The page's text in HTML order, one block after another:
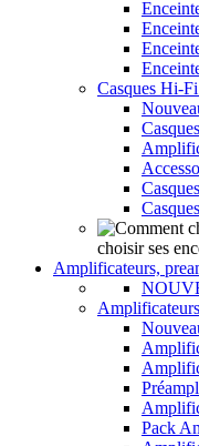
Casques Hi-
choisir ses
Amplificateurs,
Amplificateurs
Pack